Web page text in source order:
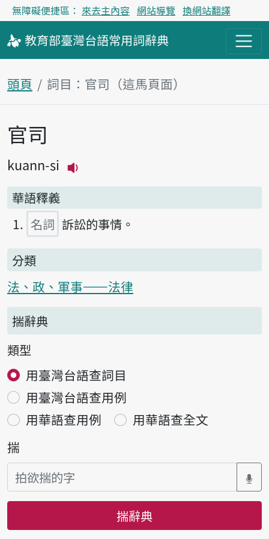
無障礙便捷區： 來去主內容 網站導覽 換網站翻譯
教育部臺灣台語常用詞辭典
頭頁 詞目：官司（這馬頁面）
主內容區
官司
kuann-si
華語釋義
名詞 訴訟的事情。
分類
法、政、軍事——法律
揣辭典
類型
用臺灣台語查詞目
用臺灣台語查用例
用華語查用例
用華語查全文
揣
揣辭典